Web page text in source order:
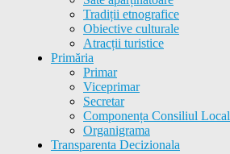
Tradiții etnografice
Obiective culturale
Atracții turistice
Primăria
Primar
Viceprimar
Secretar
Componența Consiliul Local
Organigrama
Transparenta Decizionala